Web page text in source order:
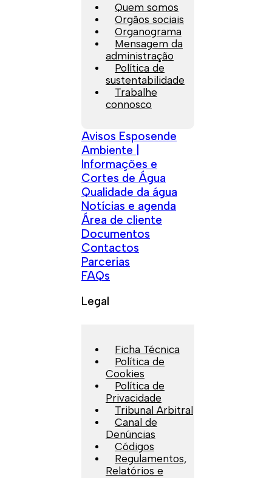
Quem somos
Orgãos sociais
Organograma
Mensagem da
administração
Política de
sustentabilidade
Trabalhe
connosco
Avisos Esposende
Ambiente |
Informações e
Cortes de Água
Qualidade da água
Notícias e agenda
Área de cliente
Documentos
Contactos
Parcerias
FAQs
Legal
Ficha Técnica
Política de
Cookies
Política de
Privacidade
Tribunal Arbitral
Canal de
Denúncias
Códigos
Regulamentos,
Relatórios e